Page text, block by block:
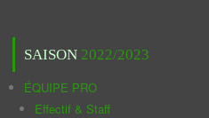
SAISON 2022/2023
ÉQUIPE PRO
Effectif & Staff